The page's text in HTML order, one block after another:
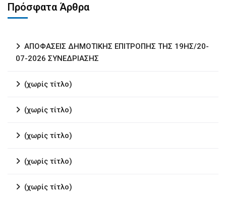
Πρόσφατα Άρθρα
ΑΠΟΦΑΣΕΙΣ ΔΗΜΟΤΙΚΗΣ ΕΠΙΤΡΟΠΗΣ ΤΗΣ 19ΗΣ/20-
07-2026 ΣΥΝΕΔΡΙΑΣΗΣ
(χωρίς τίτλο)
(χωρίς τίτλο)
(χωρίς τίτλο)
(χωρίς τίτλο)
(χωρίς τίτλο)